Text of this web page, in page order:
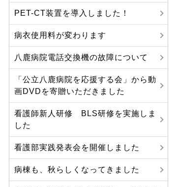
PET-CT装置を導入しました！
病衣使用料が変わります
八鹿病院電話交換機の故障について
「公立八鹿病院を応援する会」から動
画DVDを寄贈いただきました
看護師新人研修 BLS研修を実施しま
した
看護部実践発表会を開催しました
病棟も、秋らしくなってきました